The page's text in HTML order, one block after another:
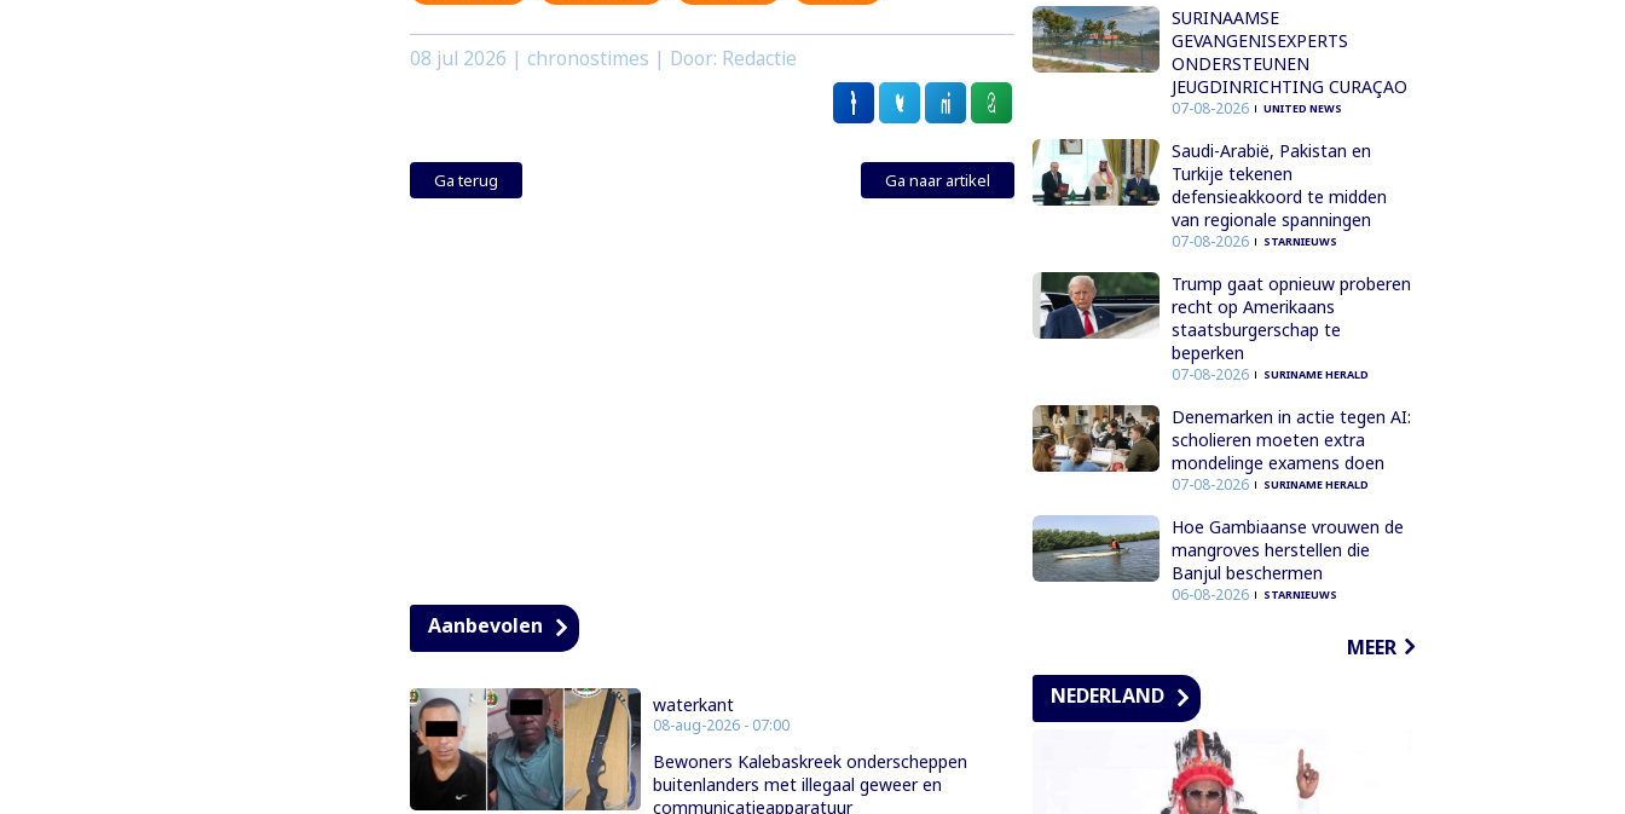
08 jul 2026 | chronostimes | Door: Redactie
Ga terug Ga naar artikel
Aanbevolen
waterkant
08-aug-2026 - 07:00
Bewoners Kalebaskreek onderscheppen
buitenlanders met illegaal geweer en
communicatieapparatuur
SURINAAMSE
GEVANGENISEXPERTS
ONDERSTEUNEN
JEUGDINRICHTING CURAÇAO
07-08-2026 UNITED NEWS
Saudi-Arabië, Pakistan en
Turkije tekenen
defensieakkoord te midden
van regionale spanningen
07-08-2026 STARNIEUWS
Trump gaat opnieuw proberen
recht op Amerikaans
staatsburgerschap te
beperken
07-08-2026 SURINAME HERALD
Denemarken in actie tegen AI:
scholieren moeten extra
mondelinge examens doen
07-08-2026 SURINAME HERALD
Hoe Gambiaanse vrouwen de
mangroves herstellen die
Banjul beschermen
06-08-2026 STARNIEUWS
MEER
NEDERLAND